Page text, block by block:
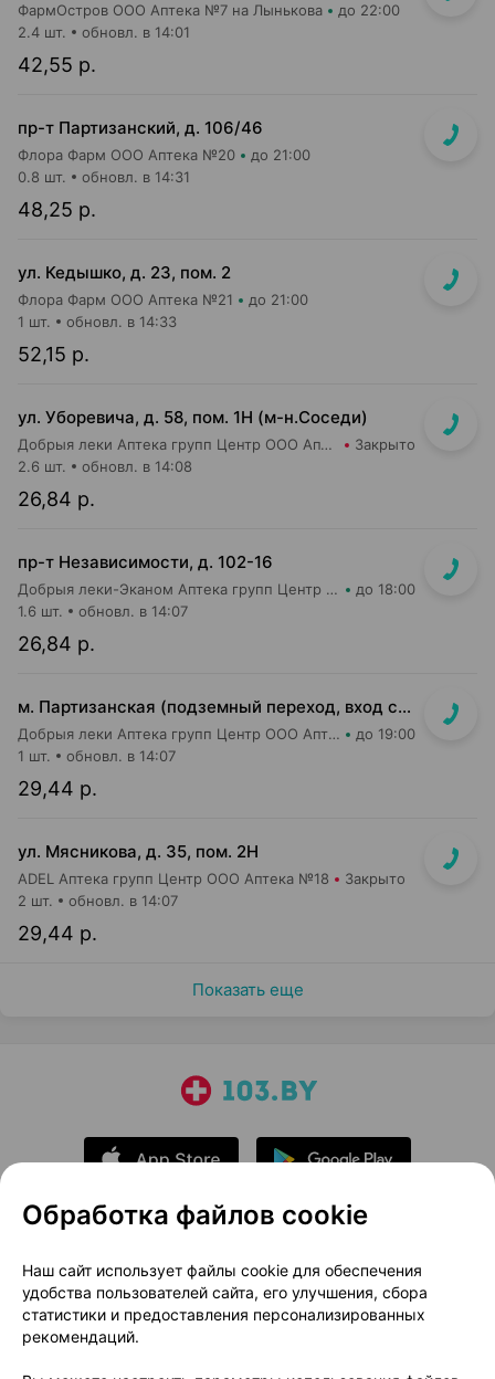
ФармОстров ООО Аптека №7 на Лынькова до 22:00
42,55 р.
2.4 шт. обновл. в 14:01
пр-т Партизанский, д. 106/46
Флора Фарм ООО Аптека №20 до 21:00
48,25 р.
0.8 шт. обновл. в 14:31
ул. Кедышко, д. 23, пом. 2
Флора Фарм ООО Аптека №21 до 21:00
52,15 р.
1 шт. обновл. в 14:33
ул. Уборевича, д. 58, пом. 1Н (м-н.Соседи)
Добрыя леки Аптека групп Центр ООО Аптека №48 Закрыто
26,84 р.
2.6 шт. обновл. в 14:08
пр-т Независимости, д. 102-16
Добрыя леки-Эканом Аптека групп Центр ООО Аптека №19 до 18:00
26,84 р.
1.6 шт. обновл. в 14:07
м. Партизанская (подземный переход, вход со стороны гостиницы "Турист")
Добрыя леки Аптека групп Центр ООО Аптека №5 до 19:00
29,44 р.
1 шт. обновл. в 14:07
ул. Мясникова, д. 35, пом. 2Н
ADEL Аптека групп Центр ООО Аптека №18 Закрыто
29,44 р.
2 шт. обновл. в 14:07
Показать еще
О проекте
Новости проекта
Размещение рекламы
Медицинский маркетинг
Публичный договор
Доставка
Обработка файлов cookie
Наш сайт использует файлы cookie для обеспечения
удобства пользователей сайта, его улучшения, сбора
статистики и предоставления персонализированных
рекомендаций.